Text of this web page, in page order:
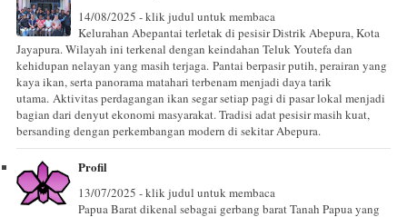
14/08/2025 - klik judul untuk membaca
Kelurahan Abepantai terletak di pesisir Distrik Abepura, Kota
Jayapura. Wilayah ini terkenal dengan keindahan Teluk Youtefa dan
kehidupan nelayan yang masih terjaga. Pantai berpasir putih, perairan yang
kaya ikan, serta panorama matahari terbenam menjadi daya tarik
utama. Aktivitas perdagangan ikan segar setiap pagi di pasar lokal menjadi
bagian dari denyut ekonomi masyarakat. Tradisi adat pesisir masih kuat,
bersanding dengan perkembangan modern di sekitar Abepura.
Profil
13/07/2025 - klik judul untuk membaca
Papua Barat dikenal sebagai gerbang barat Tanah Papua yang